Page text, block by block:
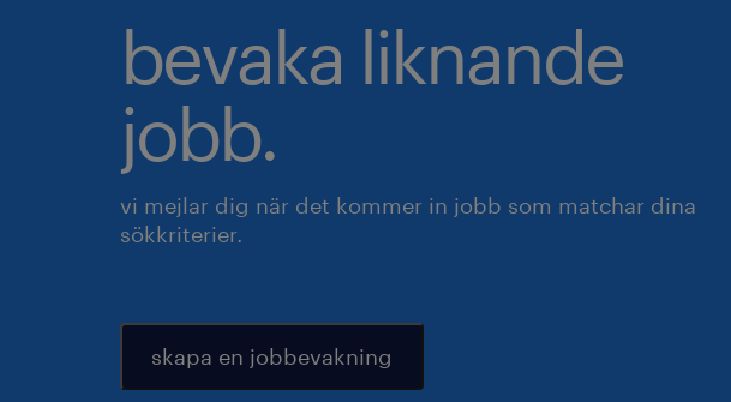
bevaka liknande
jobb.
vi mejlar dig när det kommer in jobb som matchar dina
sökkriterier.
skapa en jobbevakning